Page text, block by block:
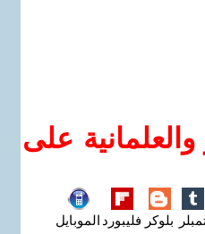
على
بلوكر فليبورد الموبايل